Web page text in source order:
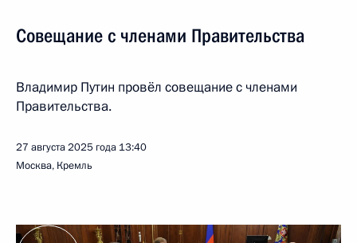
Совещание с членами Правительства
Владимир Путин провёл совещание с членами
Правительства.
27 августа 2025 года 13:40
Москва, Кремль